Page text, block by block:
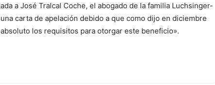
a José Tralcal Coche, el abogado de la familia Luchsinger-
carta de apelación debido a que como dijo en diciembre
los requisitos para otorgar este beneficio».